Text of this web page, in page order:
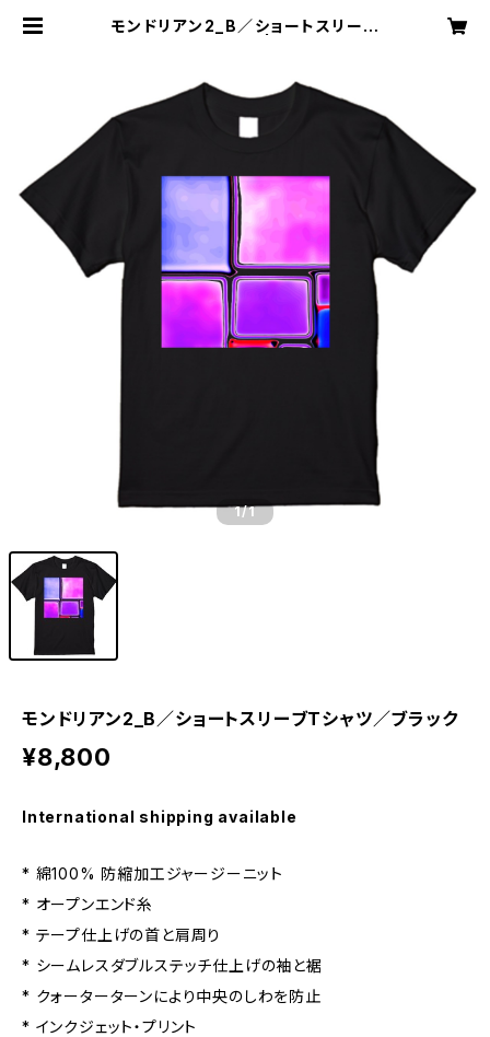
モンドリアン2_B／ショートスリーブ
1/1
モンドリアン2_B／ショートスリーブTシャツ／ブラック
¥8,800
International shipping available
* 綿100% 防縮加工ジャージーニット
* オープンエンド糸
* テープ仕上げの首と肩周り
* シームレスダブルステッチ仕上げの袖と裾
* クォーターターンにより中央のしわを防止
* インクジェット・プリント